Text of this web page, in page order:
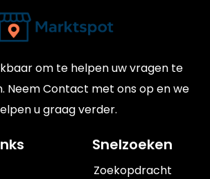
om te helpen uw vragen te
Neem Contact met ons op en we
u graag verder.
Snelzoeken
Zoekopdracht